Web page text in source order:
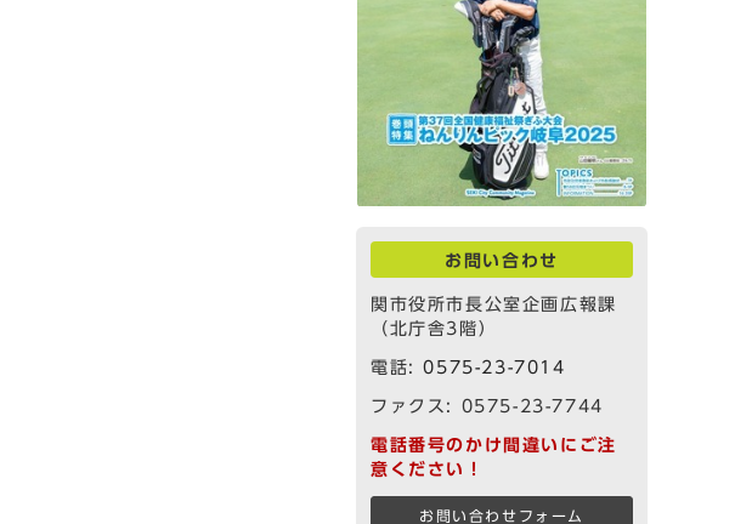
お問い合わせ
関市役所市長公室企画広報課
（北庁舎3階）
電話:0575-23-7014
ファクス: 0575-23-7744
電話番号のかけ間違いにご注
意ください！
お問い合わせフォーム